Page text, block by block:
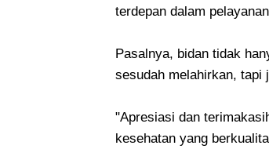
terdepan dalam
Pasalnya, bidan tidak
sesudah melahirkan, tapi
"Apresiasi dan
kesehatan yang